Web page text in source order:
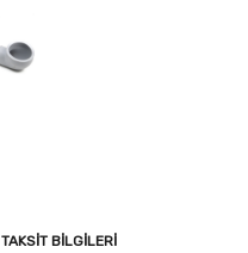
TAKSIT BILGILERI